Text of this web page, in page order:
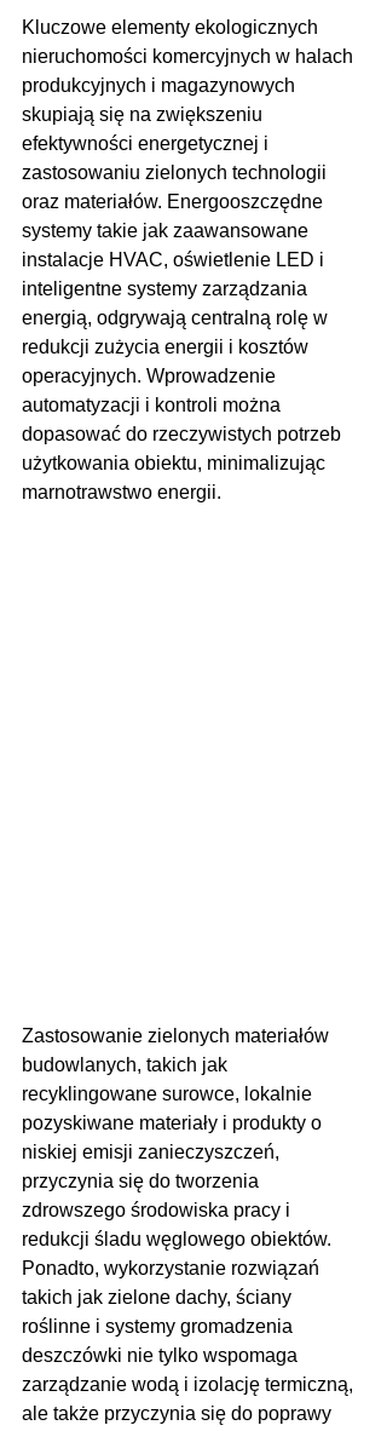
Kluczowe elementy ekologicznych
nieruchomości komercyjnych w halach
produkcyjnych i magazynowych
skupiają się na zwiększeniu
efektywności energetycznej i
zastosowaniu zielonych technologii
oraz materiałów. Energooszczędne
systemy takie jak zaawansowane
instalacje HVAC, oświetlenie LED i
inteligentne systemy zarządzania
energią, odgrywają centralną rolę w
redukcji zużycia energii i kosztów
operacyjnych. Wprowadzenie
automatyzacji i kontroli można
dopasować do rzeczywistych potrzeb
użytkowania obiektu, minimalizując
marnotrawstwo energii.
Zastosowanie zielonych materiałów
budowlanych, takich jak
recyklingowane surowce, lokalnie
pozyskiwane materiały i produkty o
niskiej emisji zanieczyszczeń,
przyczynia się do tworzenia
zdrowszego środowiska pracy i
redukcji śladu węglowego obiektów.
Ponadto, wykorzystanie rozwiązań
takich jak zielone dachy, ściany
roślinne i systemy gromadzenia
deszczówki nie tylko wspomaga
zarządzanie wodą i izolację termiczną,
ale także przyczynia się do poprawy